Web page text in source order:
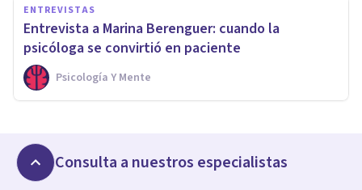
ENTREVISTAS
Entrevista a Marina Berenguer: cuando la
psicóloga se convirtió en paciente
Psicología Y Mente
Consulta a nuestros especialistas